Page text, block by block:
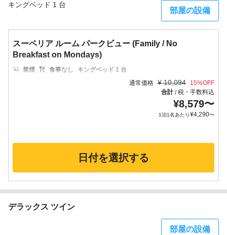
キングベッド 1 台
部屋の設備
スーペリア ルーム パークビュー (Family / No
Breakfast on Mondays)
禁煙 食事なし
キングベッド 1 台
通常価格 ¥ 10,094 15%OFF
合計/税・手数料込
¥8,579〜
1泊1名あたり¥4,290〜
日付を選択する
デラックス ツイン
部屋の設備